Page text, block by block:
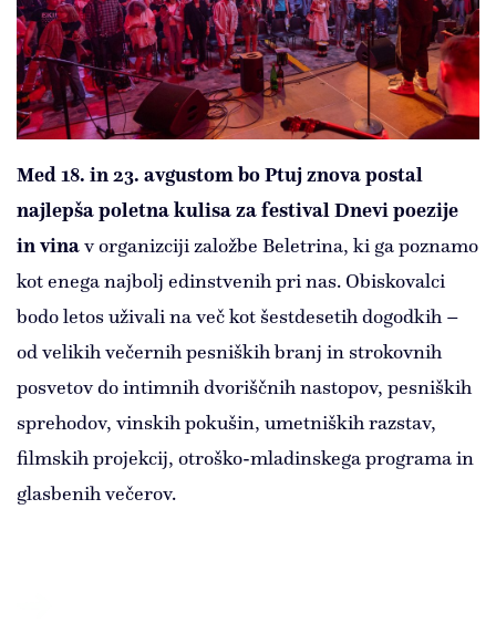
Med 18. in 23. avgustom bo Ptuj znova postal
najlepša poletna kulisa za festival Dnevi poezije
in vinav organizciji založbe Beletrina, ki ga poznamo
kot enega najbolj edinstvenih pri nas. Obiskovalci
bodo letos uživali na več kot šestdesetih dogodkih –
od velikih večernih pesniških branj in strokovnih
posvetov do intimnih dvoriščnih nastopov, pesniških
sprehodov, vinskih pokušin, umetniških razstav,
filmskih projekcij, otroško-mladinskega programa in
glasbenih večerov.